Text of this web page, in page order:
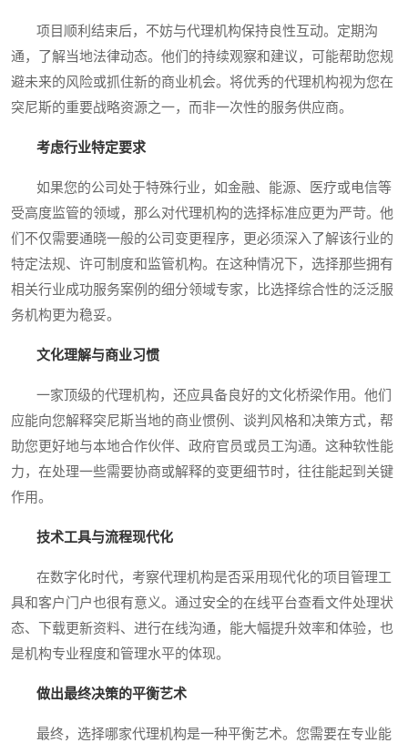
项目顺利结束后，不妨与代理机构保持良性互动。定期沟
通，了解当地法律动态。他们的持续观察和建议，可能帮助您规
避未来的风险或抓住新的商业机会。将优秀的代理机构视为您在
突尼斯的重要战略资源之一，而非一次性的服务供应商。
考虑行业特定要求
如果您的公司处于特殊行业，如金融、能源、医疗或电信等
受高度监管的领域，那么对代理机构的选择标准应更为严苛。他
们不仅需要通晓一般的公司变更程序，更必须深入了解该行业的
特定法规、许可制度和监管机构。在这种情况下，选择那些拥有
相关行业成功服务案例的细分领域专家，比选择综合性的泛泛服
务机构更为稳妥。
文化理解与商业习惯
一家顶级的代理机构，还应具备良好的文化桥梁作用。他们
应能向您解释突尼斯当地的商业惯例、谈判风格和决策方式，帮
助您更好地与本地合作伙伴、政府官员或员工沟通。这种软性能
力，在处理一些需要协商或解释的变更细节时，往往能起到关键
作用。
技术工具与流程现代化
在数字化时代，考察代理机构是否采用现代化的项目管理工
具和客户门户也很有意义。通过安全的在线平台查看文件处理状
态、下载更新资料、进行在线沟通，能大幅提升效率和体验，也
是机构专业程度和管理水平的体现。
做出最终决策的平衡艺术
最终，选择哪家代理机构是一种平衡艺术。您需要在专业能